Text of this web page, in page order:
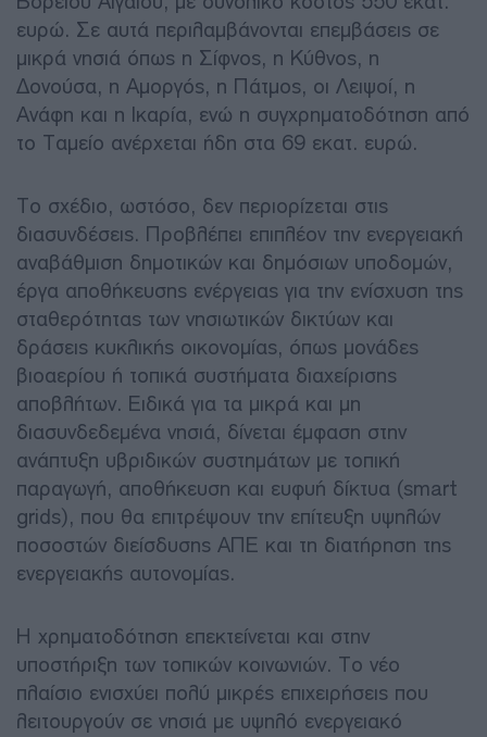
ευρώ. Σε αυτά περιλαμβάνονται επεμβάσεις σε
μικρά νησιά όπως η Σίφνος, η Κύθνος, η
Δονούσα, η Αμοργός, η Πάτμος, οι Λειψοί, η
Ανάφη και η Ικαρία, ενώ η συγχρηματοδότηση από
το Ταμείο ανέρχεται ήδη στα 69 εκατ. ευρώ.
Το σχέδιο, ωστόσο, δεν περιορίζεται στις
διασυνδέσεις. Προβλέπει επιπλέον την ενεργειακή
αναβάθμιση δημοτικών και δημόσιων υποδομών,
έργα αποθήκευσης ενέργειας για την ενίσχυση της
σταθερότητας των νησιωτικών δικτύων και
δράσεις κυκλικής οικονομίας, όπως μονάδες
βιοαερίου ή τοπικά συστήματα διαχείρισης
αποβλήτων. Ειδικά για τα μικρά και μη
διασυνδεδεμένα νησιά, δίνεται έμφαση στην
ανάπτυξη υβριδικών συστημάτων με τοπική
παραγωγή, αποθήκευση και ευφυή δίκτυα (smart
grids), που θα επιτρέψουν την επίτευξη υψηλών
ποσοστών διείσδυσης ΑΠΕ και τη διατήρηση της
ενεργειακής αυτονομίας.
Η χρηματοδότηση επεκτείνεται και στην
υποστήριξη των τοπικών κοινωνιών. Το νέο
πλαίσιο ενισχύει πολύ μικρές επιχειρήσεις που
λειτουργούν σε νησιά με υψηλό ενεργειακό